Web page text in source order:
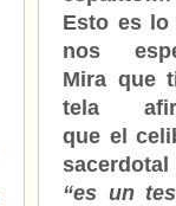
Esto es lo
nos
Mira que
tela
que el
“es un